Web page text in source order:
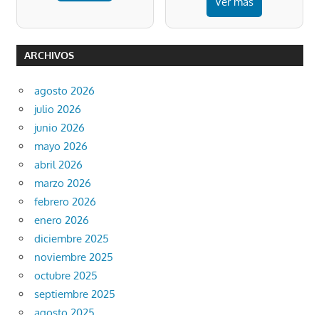
ARCHIVOS
agosto 2026
julio 2026
junio 2026
mayo 2026
abril 2026
marzo 2026
febrero 2026
enero 2026
diciembre 2025
noviembre 2025
octubre 2025
septiembre 2025